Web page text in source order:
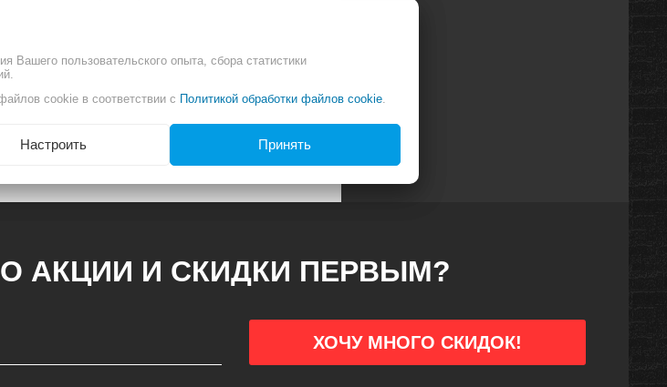
АКЦИИ И СКИДКИ ПЕРВЫМ?
пользовательского опыта, сбора статистики
cookie в соответствии с Политикой обработки файлов cookie.
Настроить Принять